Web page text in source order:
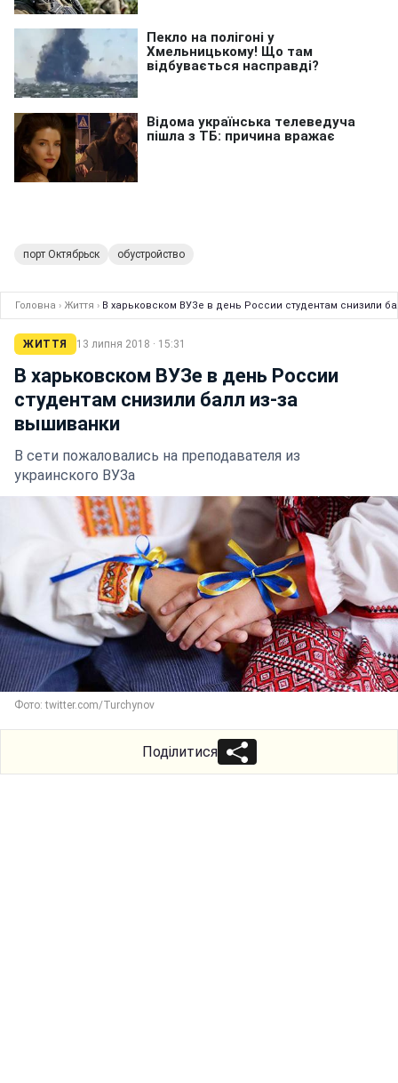
порт Октябрьск обустройство
Головна › Життя › В харьковском ВУЗе в день России студентам снизили
ЖИТТЯ 13 липня 2018 · 15:31
В харьковском ВУЗе в день России
студентам снизили балл из-за
вышиванки
В сети пожаловались на преподавателя из
украинского ВУЗа
Фото: twitter.com/Turchynov
Поділитися